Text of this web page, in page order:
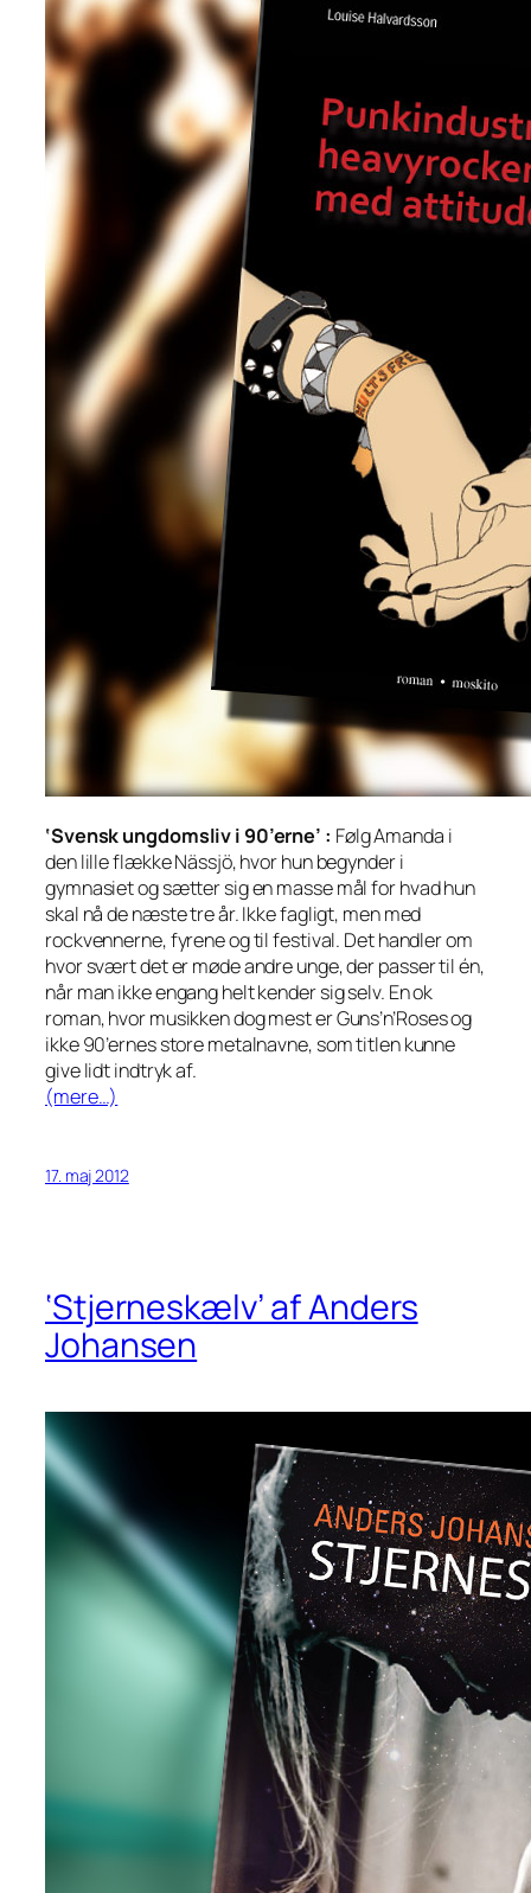
‘Svensk ungdomsliv i 90’erne’ : Følg Amanda i
den lille flække Nässjö, hvor hun begynder i
gymnasiet og sætter sig en masse mål for hvad hun
skal nå de næste tre år. Ikke fagligt, men med
rockvennerne, fyrene og til festival. Det handler om
hvor svært det er møde andre unge, der passer til én,
når man ikke engang helt kender sig selv. En ok
roman, hvor musikken dog mest er Guns’n’Roses og
ikke 90’ernes store metalnavne, som titlen kunne
give lidt indtryk af.
(mere…)
17. maj 2012
‘Stjerneskælv’ af Anders
Johansen